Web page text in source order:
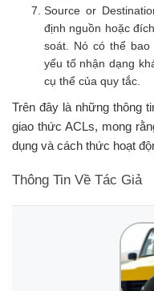
Source or
định nguồn hoặc
soát. Nó có thể
yếu tố nhận dạng
cụ thể của quy tắc.
Trên đây là những thông
giao thức ACLs, mong
dụng và cách thức hoạt
Thông Tin Về Tác Giả